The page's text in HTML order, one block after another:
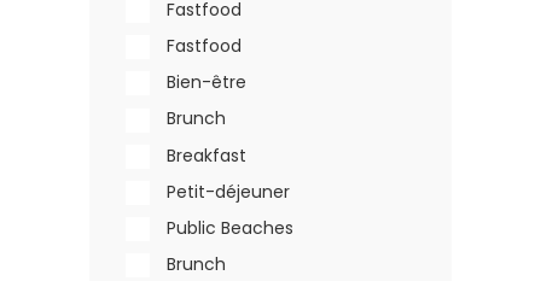
Fastfood
Fastfood
Bien-être
Brunch
Breakfast
Petit-déjeuner
Public Beaches
Brunch